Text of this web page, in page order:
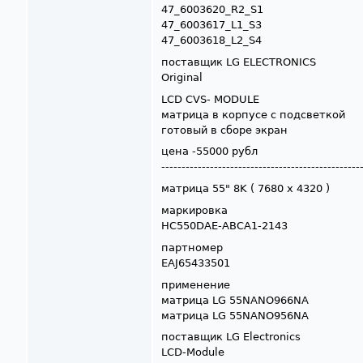
47_6003620_R2_S1
47_6003617_L1_S3
47_6003618_L2_S4
поставщик LG ELECTRONICS
Original
LCD CVS- MODULE
матрица в корпусе с подсветкой
готовый в сборе экран
цена -55000 рубл
матрица 55" 8K ( 7680 x 4320 )
маркировка
HC550DAE-ABCA1-2143
партномер
EAJ65433501
применение
матрица LG 55NANO966NA
матрица LG 55NANO956NA
поставщик LG Electronics
LCD-Module